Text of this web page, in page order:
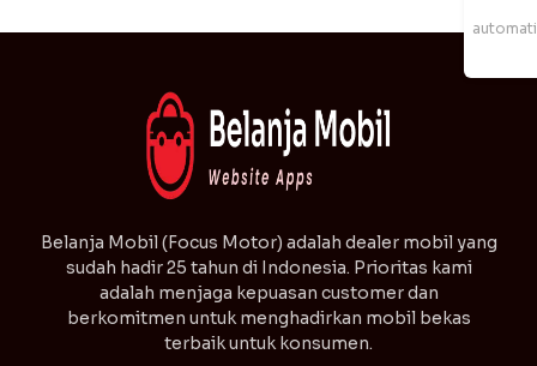
⁠Belanja Mobil (Focus Motor) adalah dealer mobil yang
sudah hadir 25 tahun di Indonesia. Prioritas kami
adalah menjaga kepuasan customer dan
berkomitmen untuk menghadirkan mobil bekas
terbaik untuk konsumen.